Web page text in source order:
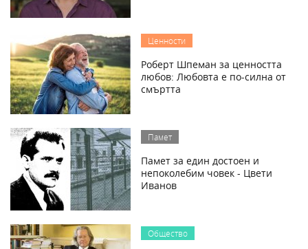
Ценности
Роберт Шпеман за ценността
любов: Любовта е по-силна от
смъртта
Памет
Памет за един достоен и
непоколебим човек - Цвети
Иванов
Общество